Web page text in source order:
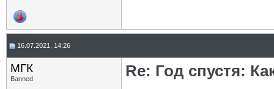
16.07.2021, 14:26
МГК
Banned
Re: Год спустя: